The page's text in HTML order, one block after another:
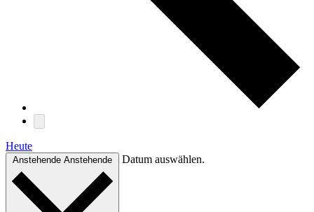
Heute
Anstehende Anstehende Datum auswählen.